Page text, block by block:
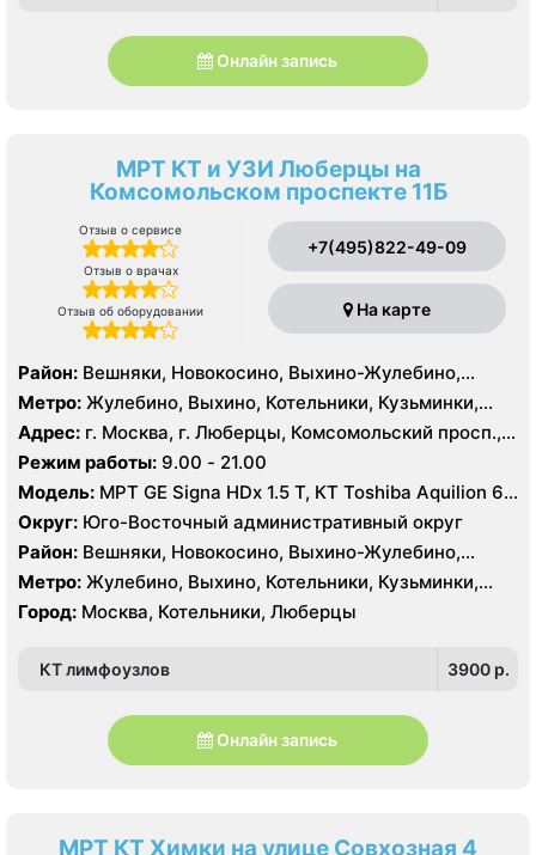
Онлайн запись
МРТ КТ и УЗИ Люберцы на
Комсомольском проспекте 11Б
Отзыв о сервисе
Отзыв о врачах
Отзыв об оборудовании
+7(495)822-49-09
На карте
Район: Вешняки, Новокосино, Выхино-Жулебино,
Кузьминки
Метро: Жулебино, Выхино, Котельники, Кузьминки,
Лермонтовский проспект, Новокосино, Рязанский
проспект, Косино, Лухмановская, Окская, Улица
Дмитриевского, Юго-Восточная, Некрасовка
Адрес: г. Москва, г. Люберцы, Комсомольский просп.,
11Б
Режим работы: 9.00 - 21.00
Модель: МРТ GE Signa HDx 1.5 T, КТ Toshiba Aquilion 64
среза, УЗИ GE Logiq 7
Округ: Юго-Восточный административный округ
Район: Вешняки, Новокосино, Выхино-Жулебино,
Кузьминки
Метро: Жулебино, Выхино, Котельники, Кузьминки,
Лермонтовский проспект, Новокосино, Рязанский
проспект, Косино, Лухмановская, Окская, Улица
Город: Москва, Котельники, Люберцы
КТ лимфоузлов 3900 p.
Онлайн запись
МРТ КТ Химки на улице Совхозная 4